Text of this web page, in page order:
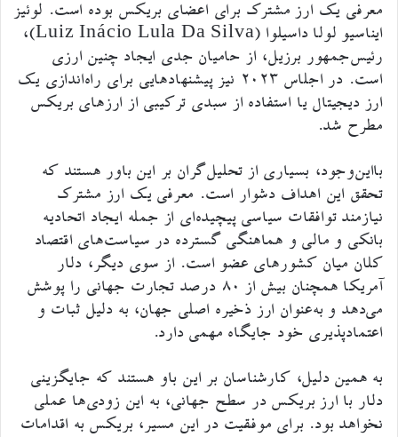
معرفی یک ارز مشترک برای اعضای بریکس بوده است. لوئیز
ایناسیو لولا داسیلوا (Luiz Inácio Lula Da Silva)،
رئیس‌جمهور برزیل، از حامیان جدی ایجاد چنین ارزی
است. در اجلاس ۲۰۲۳ نیز پیشنهادهایی برای راه‌اندازی یک
ارز دیجیتال یا استفاده از سبدی ترکیبی از ارزهای بریکس
مطرح شد.
بااین‌وجود، بسیاری از تحلیل‌گران بر این باور هستند که
تحقق این اهداف دشوار است. معرفی یک ارز مشترک
نیازمند توافقات سیاسی پیچیده‌ای از جمله ایجاد اتحادیه
بانکی و مالی و هماهنگی گسترده در سیاست‌های اقتصاد
کلان میان کشورهای عضو است. از سوی دیگر، دلار
آمریکا همچنان بیش از ۸۰ درصد تجارت جهانی را پوشش
می‌دهد و به‌عنوان ارز ذخیره اصلی جهان، به دلیل ثبات و
اعتمادپذیری خود جایگاه مهمی دارد.
به همین دلیل، کارشناسان بر این باو هستند که جایگزینی
دلار با ارز بریکس در سطح جهانی، به این زودی‌ها عملی
نخواهد بود. برای موفقیت در این مسیر، بریکس به اقدامات